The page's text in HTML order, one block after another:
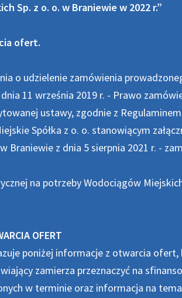
Sp. z o. o. w Braniewie w 2022 r.”
ofert.
o udzielenie zamówienia
11 września 2019 r. - Prawo
ustawy, zgodnie z
Spółka z o. o. stanowiącym
Braniewie z dnia 5 sierpnia 2021 r. -
na potrzeby Wodociągów
OFERT
poniżej informacje z otwarcia ofert,
zamierza przeznaczyć na
w terminie oraz informacja na